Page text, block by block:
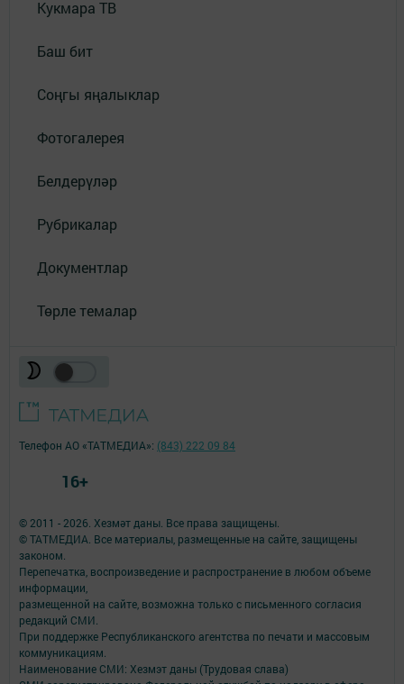
Кукмара ТВ
Баш бит
Соңгы яңалыклар
Фотогалерея
Белдерүләр
Рубрикалар
Документлар
Төрле темалар
© 2011 - 2026. Хезмәт даны. Все права защищены.
© ТАТМЕДИА. Все материалы, размещенные на сайте, защищены
законом.
Перепечатка, воспроизведение и распространение в любом объеме
информации,
размещенной на сайте, возможна только с письменного согласия
редакций СМИ.
При поддержке Республиканского агентства по печати и массовым
коммуникациям.
Наименование СМИ: Хезмэт даны (Трудовая слава)
Телефон АО «ТАТМЕДИА»: (843) 222 09 84
16+